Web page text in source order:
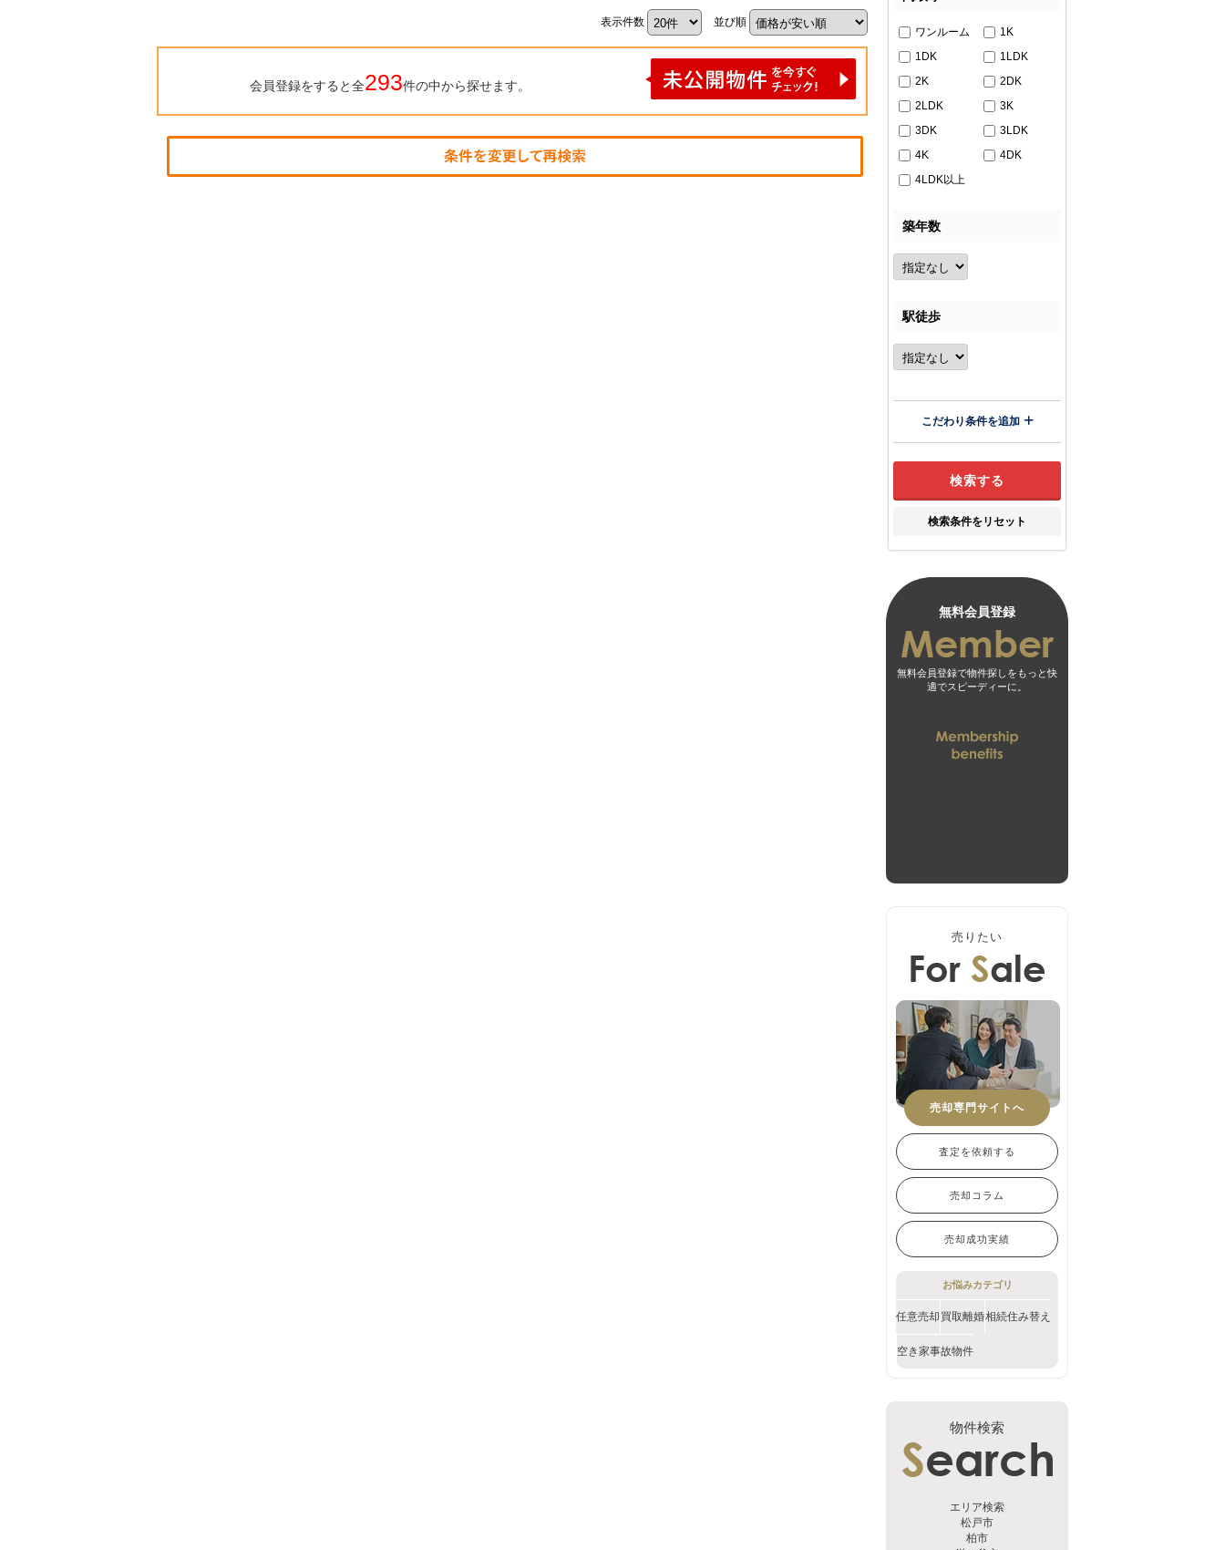
表示件数 並び順
会員登録をすると全293件の中から探せます。
ワンルーム
1K
1DK
1LDK
2K
2DK
2LDK
3K
3DK
3LDK
4K
4DK
4LDK以上
築年数
駅徒歩
こだわり条件を追加
検索条件をリセット
無料会員登録
無料会員登録で物件探しをもっと快
適でスピーディーに。
売りたい
売却専門サイトへ
査定を依頼する
売却コラム
売却成功実績
お悩みカテゴリ
任意売却 買取離婚相続住み替え
空き家事故物件
物件検索
エリア検索
松戸市
柏市